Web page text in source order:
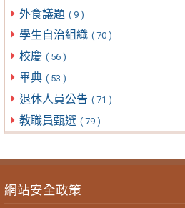
外食議題 ( 9 )
學生自治組織 ( 70 )
校慶 ( 56 )
畢典 ( 53 )
退休人員公告 ( 71 )
教職員甄選 ( 79 )
網站安全政策